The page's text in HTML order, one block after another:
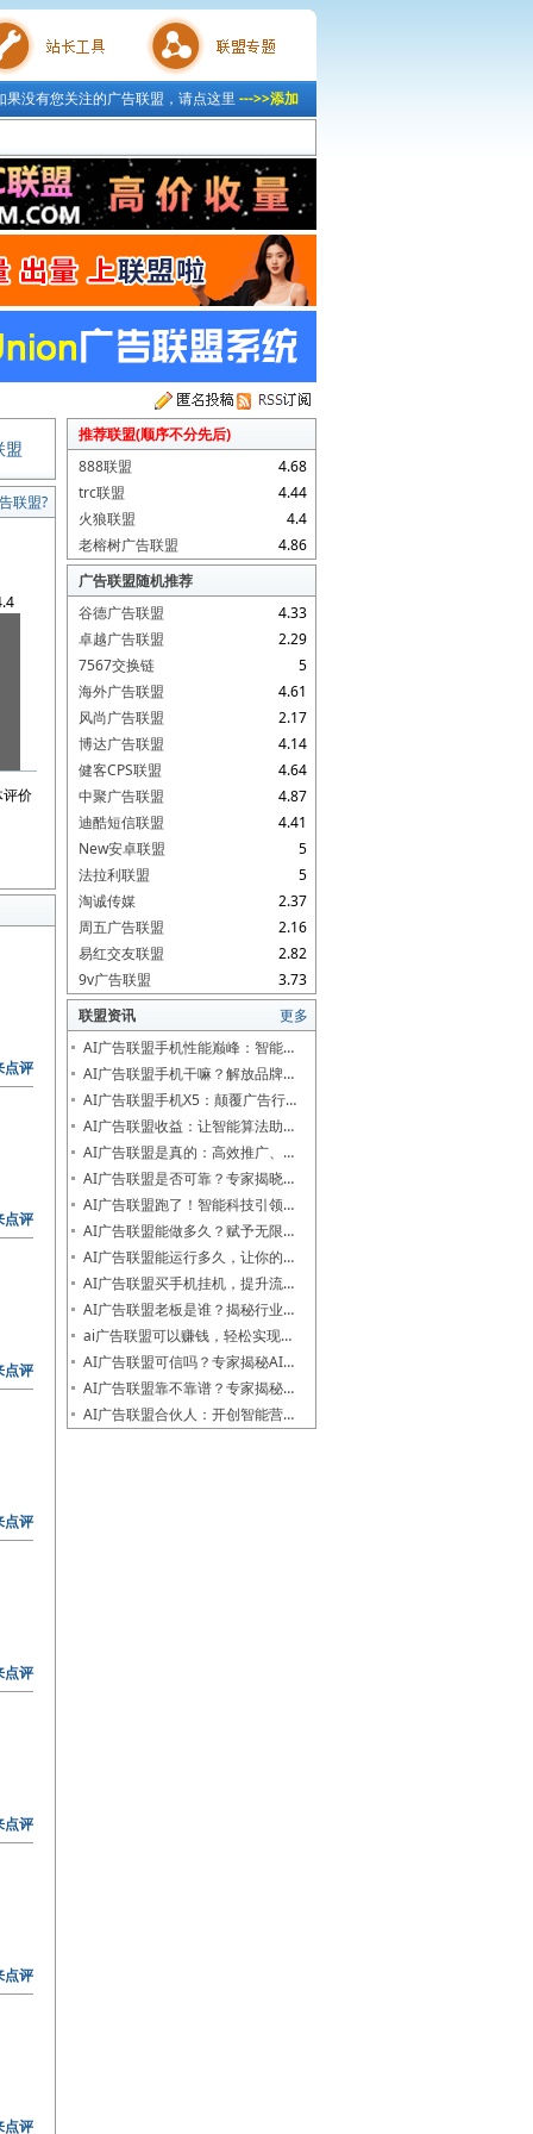
联盟专题
没有您关注的广告联盟，请点这里 --->>添加
盟
联盟?
评价
点评
点评
点评
点评
点评
点评
点评
点评
推荐联盟(顺序不分先后)
4.68
888联盟
4.44
trc联盟
4.4
火狼联盟
4.86
老榕树广告联盟
广告联盟随机推荐
4.33
谷德广告联盟
2.29
卓越广告联盟
5
7567交换链
4.61
海外广告联盟
2.17
风尚广告联盟
4.14
博达广告联盟
4.64
健客CPS联盟
4.87
中聚广告联盟
4.41
迪酷短信联盟
5
New安卓联盟
5
法拉利联盟
2.37
淘诚传媒
2.16
周五广告联盟
2.82
易红交友联盟
3.73
9v广告联盟
更多
联盟资讯
AI广告联盟手机性能巅峰：智能…
AI广告联盟手机干嘛？解放品牌…
AI广告联盟手机X5：颠覆广告行…
AI广告联盟收益：让智能算法助…
AI广告联盟是真的：高效推广、…
AI广告联盟是否可靠？专家揭晓…
AI广告联盟跑了！智能科技引领…
AI广告联盟能做多久？赋予无限…
AI广告联盟能运行多久，让你的…
AI广告联盟买手机挂机，提升流…
AI广告联盟老板是谁？揭秘行业…
ai广告联盟可以赚钱，轻松实现…
AI广告联盟可信吗？专家揭秘AI…
AI广告联盟靠不靠谱？专家揭秘…
AI广告联盟合伙人：开创智能营…